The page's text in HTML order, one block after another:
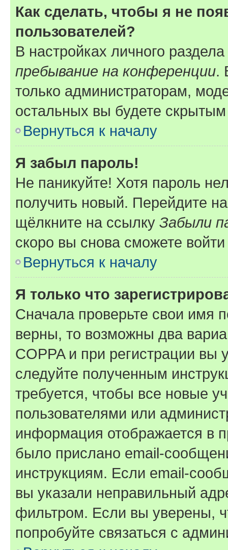
Как сделать, чтобы я не
пользователей?
В настройках личного
пребывание на конференции.
только администраторам,
остальных вы будете
Вернуться к началу
Я забыл пароль!
Не паникуйте! Хотя пароль
получить новый. Перейдите
щёлкните на ссылку Забыли
скоро вы снова сможете
Вернуться к началу
Я только что
Сначала проверьте свои имя
верны, то возможны два
COPPA и при регистрации вы
следуйте полученным
требуется, чтобы все новые
пользователями или
информация отображается в
было прислано email-
инструкциям. Если email-
вы указали неправильный
фильтром. Если вы уверены,
попробуйте связаться с